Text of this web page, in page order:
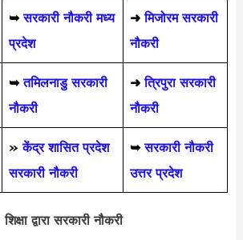
➥सरकारी नौकरी मध्य
प्रदेश
➜मिजोरम सरकारी
नौकरी
➥ तमिलनाडु सरकारी
नौकरी
➜ त्रिपुरा सरकारी
नौकरी
»केंद्र शासित प्रदेश
सरकारी नौकरी
➥ सरकारी नौकरी
उत्तर प्रदेश
शिक्षा द्वारा सरकारी नौकरी